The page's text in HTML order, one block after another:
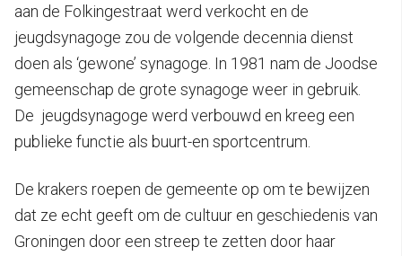
aan de Folkingestraat werd verkocht en de
jeugdsynagoge zou de volgende decennia dienst
doen als ‘gewone’ synagoge. In 1981 nam de Joodse
gemeenschap de grote synagoge weer in gebruik.
De jeugdsynagoge werd verbouwd en kreeg een
publieke functie als buurt-en sportcentrum.
De krakers roepen de gemeente op om te bewijzen
dat ze echt geeft om de cultuur en geschiedenis van
Groningen door een streep te zetten door haar